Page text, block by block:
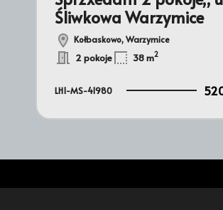
Śliwkowa Warzymice
Kołbaskowo, Warzymice
2 pokoje 38 m2
LH1-MS-41980